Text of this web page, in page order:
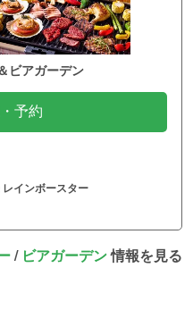
ビアガーデン
予約
インボースター
/ ビアガーデン情報を見る